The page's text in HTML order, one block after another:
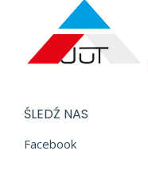
ŚLEDŹ NAS
Facebook